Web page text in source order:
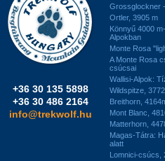
+36 30 135 5898
+36 30 486 2164
info@trekwolf.hu
Grossglockner
Ortler, 3905 m
Könnyű 4000
Alpokban
Monte Rosa
A Monte Rosa
csúcsai
Wallisi-Alpok:
Wildspitze,
Breithorn,
Mont Blanc,
Matterhorn,
Magas-Tátra:
alatt
Lomnici-csúcs,